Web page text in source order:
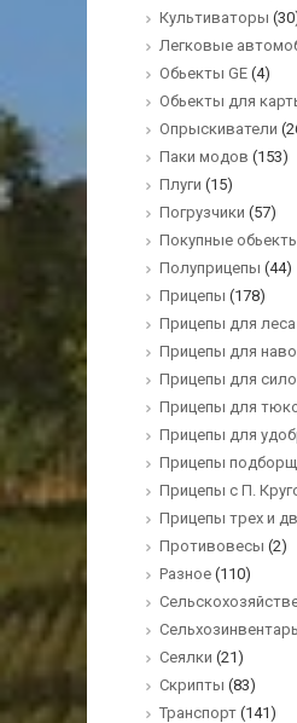
Культиваторы
Легковые
Обьекты GE (4)
Обьекты для
Опрыскиватели
Паки модов (153)
Плуги (15)
Погрузчики (57)
Покупные
Полуприцепы (44)
Прицепы (178)
Прицепы для леса
Прицепы для
Прицепы для
Прицепы для
Прицепы для
Прицепы
Прицепы с П.
Прицепы трех и
Противовесы (2)
Разное (110)
Сельхозинвентарь
Сеялки (21)
Скрипты (83)
Транспорт (141)